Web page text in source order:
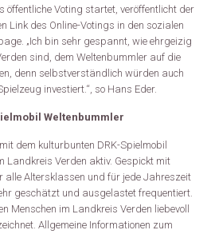
Voting startet, veröffentlicht der
Link des Online-Votings in den sozialen
„Ich bin sehr gespannt, wie ehrgeizig
sind, dem Weltenbummler auf die
denn selbstverständlich würden auch
investiert.“, so Hans Eder.
Weltenbummler
dem kulturbunten DRK-Spielmobil
Landkreis Verden aktiv. Gespickt mit
alle Altersklassen und für jede Jahreszeit
geschätzt und ausgelastet frequentiert.
Menschen im Landkreis Verden liebevoll
Allgemeine Informationen zum